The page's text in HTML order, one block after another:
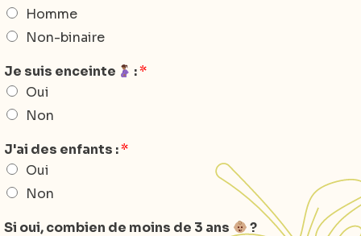
Homme
Non-binaire
Je suis enceinte
:*
Oui
Non
J'ai des enfants :*
Oui
Non
Si oui, combien de moins de 3 ans
?